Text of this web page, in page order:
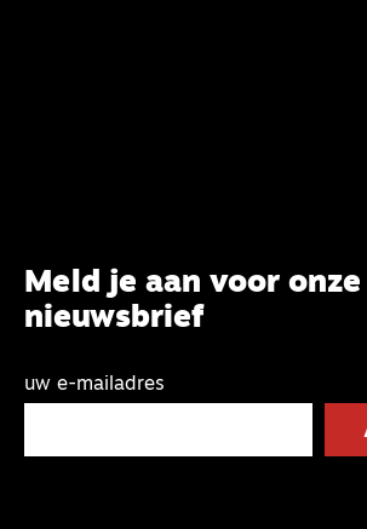
Meld je aan voor
nieuwsbrief
uw e-mailadres